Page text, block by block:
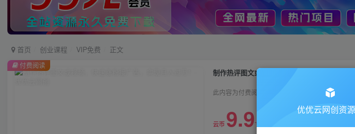
首页 创业课程 VIP免费 正文
制作热评图文或视频，快速涨粉接广告，实现
此内容为付费阅读，请付费后查看
云币 9.9云币
付费阅读
优优云网创资